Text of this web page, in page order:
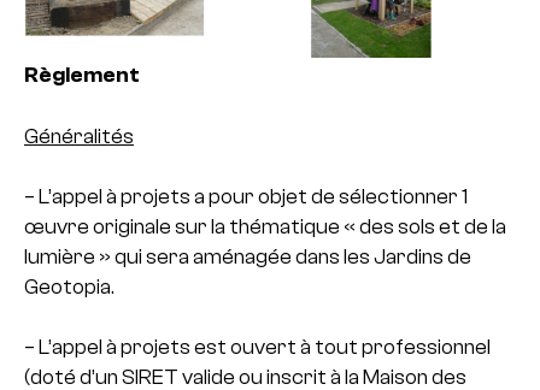
Règlement
Généralités
– L’appel à projets a pour objet de sélectionner 1
œuvre originale sur la thématique « des sols et de la
lumière » qui sera aménagée dans les Jardins de
Geotopia.
– L’appel à projets est ouvert à tout professionnel
(doté d’un SIRET valide ou inscrit à la Maison des